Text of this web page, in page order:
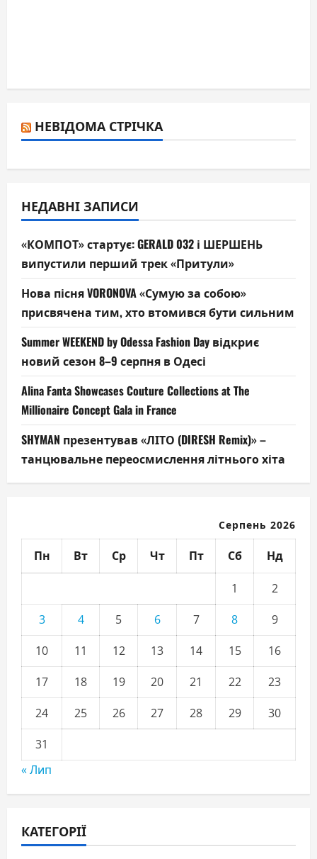
НЕВІДОМА СТРІЧКА
НЕДАВНІ ЗАПИСИ
«КОМПОТ» стартує: GERALD 032 і ШЕРШЕНЬ
випустили перший трек «Притули»
Нова пісня VORONOVA «Сумую за собою»
присвячена тим, хто втомився бути сильним
Summer WEEKEND by Odessa Fashion Day відкриє
новий сезон 8–9 серпня в Одесі
Alina Fanta Showcases Couture Collections at The
Millionaire Concept Gala in France
SHYMAN презентував «ЛІТО (DIRESH Remix)» –
танцювальне переосмислення літнього хіта
Серпень 2026
Пн Вт Ср Чт Пт Сб Нд
1
2
3
4 5 6 7 8
9
10
11 12 13 14 15
16
17
18 19 20 21 22
23
24
25 26 27 28 29
30
31
« Лип
КАТЕГОРІЇ